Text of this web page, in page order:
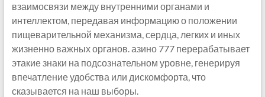
взаимосвязи между внутренними органами и
интеллектом, передавая информацию о положении
пищеварительной механизма, сердца, легких и иных
жизненно важных органов. азино 777 перерабатывает
этакие знаки на подсознательном уровне, генерируя
впечатление удобства или дискомфорта, что
сказывается на наш выборы.